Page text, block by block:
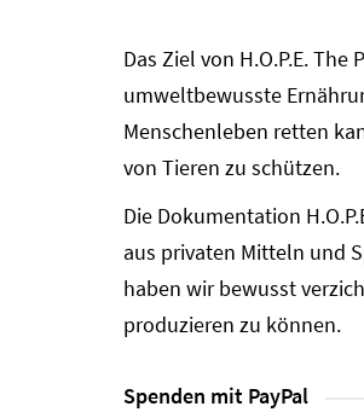
Das Ziel von H.O.P.E.
umweltbewusste
Menschenleben retten
von Tieren zu schützen.
Die Dokumentation
aus privaten Mitteln und
haben wir bewusst
produzieren zu können.
Spenden mit PayPal